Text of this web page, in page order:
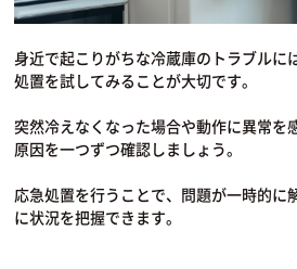
身近で起こりがちな冷蔵庫のトラブルに
処置を試してみることが大切です。
突然冷えなくなった場合や動作に異常を
原因を一つずつ確認しましょう。
応急処置を行うことで、問題が一時的に
に状況を把握できます。